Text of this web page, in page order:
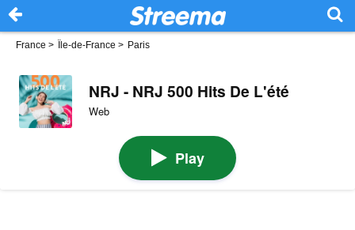
France > Île-de-France > Paris
NRJ - NRJ 500 Hits De L'été
Web
Play